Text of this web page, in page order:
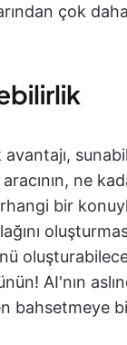
çok
avantajı,
ne
bir
AI'nın
bahsetmeye